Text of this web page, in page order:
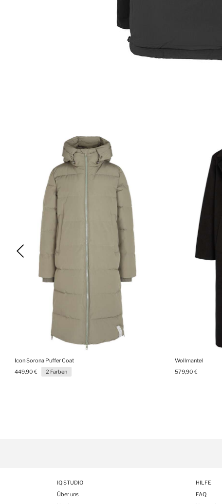
Icon Sorona Puffer Coat
449,90 €
2 Farben
Wollmantel
579,90 €
IQ STUDIO
Über uns
HILFE
FAQ